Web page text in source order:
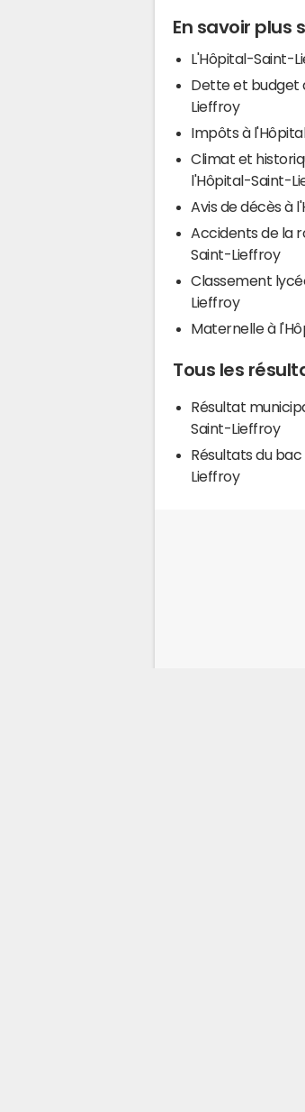
En savoir plus
L'Hôpital-Saint-
Dette et budget
Lieffroy
Impôts à
Climat et
l'Hôpital-Saint-
Avis de décès à
Accidents de la
Saint-Lieffroy
Classement
Lieffroy
Maternelle à
Tous les
Résultat
Saint-Lieffroy
Résultats du
Lieffroy